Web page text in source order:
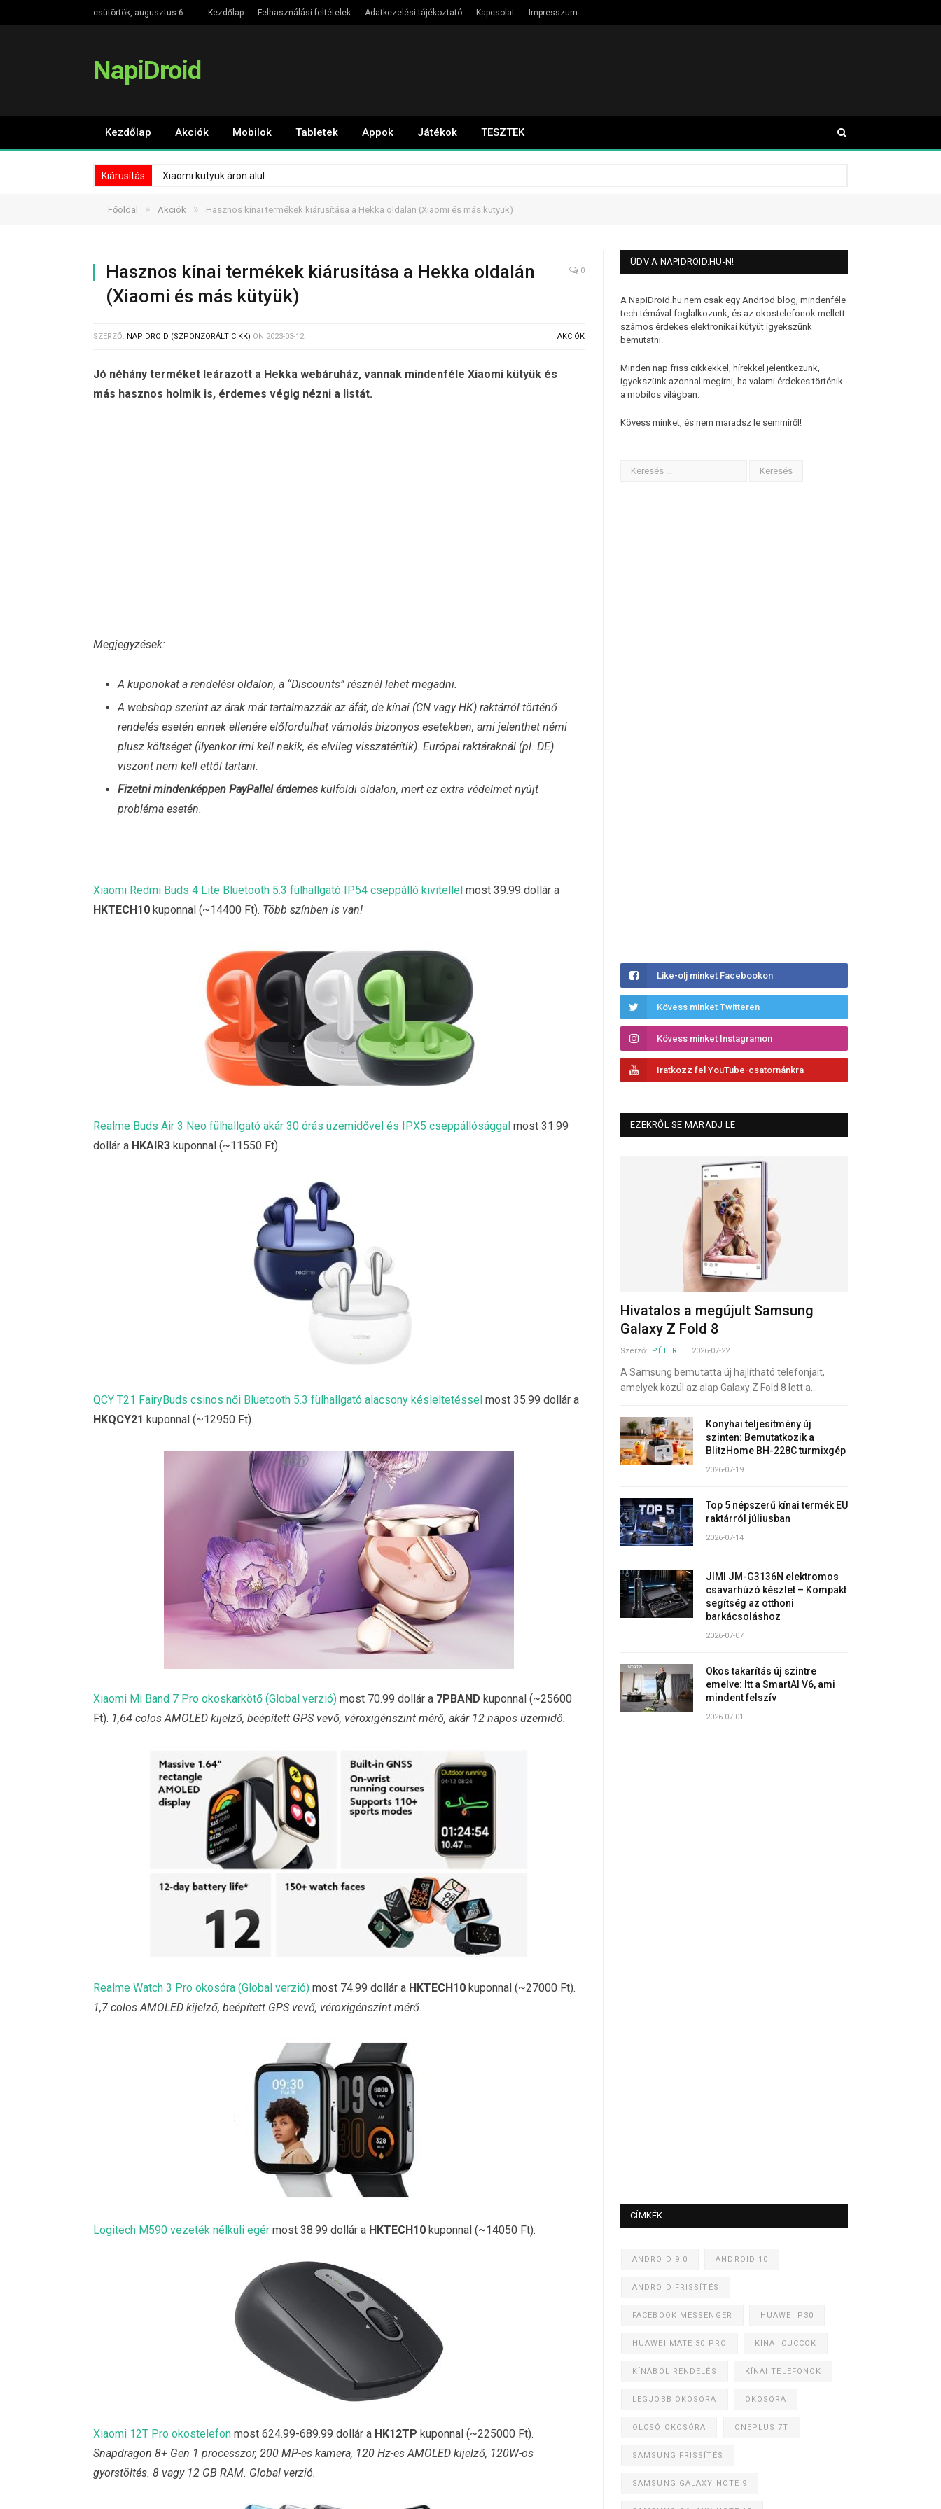
csütörtök, augusztus 6 Kezdőlap Felhasználási feltételek Adatkezelési tájékoztató Kapcsolat Impresszum
NapiDroid
Kezdőlap Akciók Mobilok Tabletek Appok Játékok TESZTEK
Kiárusítás Xiaomi kütyük áron alul
Főoldal » Akciók » Hasznos kínai termékek kiárusítása a Hekka oldalán (Xiaomi és más kütyük)
Hasznos kínai termékek kiárusítása a Hekka oldalán
(Xiaomi és más kütyük)
0
SZERZŐ: NAPIDROID (SZPONZORÁLT CIKK) ON 2023-03-12 AKCIÓK
Jó néhány terméket leárazott a Hekka webáruház, vannak mindenféle Xiaomi kütyük és
más hasznos holmik is, érdemes végig nézni a listát.
Megjegyzések:
A kuponokat a rendelési oldalon, a “Discounts” résznél lehet megadni.
A webshop szerint az árak már tartalmazzák az áfát, de kínai (CN vagy HK) raktárról történő
rendelés esetén ennek ellenére előfordulhat vámolás bizonyos esetekben, ami jelenthet némi
plusz költséget (ilyenkor írni kell nekik, és elvileg visszatérítik). Európai raktáraknál (pl. DE)
viszont nem kell ettől tartani.
Fizetni mindenképpen PayPallel érdemes külföldi oldalon, mert ez extra védelmet nyújt
probléma esetén.
Xiaomi Redmi Buds 4 Lite Bluetooth 5.3 fülhallgató IP54 cseppálló kivitellel most 39.99 dollár a
HKTECH10 kuponnal (~14400 Ft). Több színben is van!
Realme Buds Air 3 Neo fülhallgató akár 30 órás üzemidővel és IPX5 cseppállósággal most 31.99
dollár a HKAIR3 kuponnal (~11550 Ft).
QCY T21 FairyBuds csinos női Bluetooth 5.3 fülhallgató alacsony késleltetéssel most 35.99 dollár a
HKQCY21 kuponnal (~12950 Ft).
Xiaomi Mi Band 7 Pro okoskarkötő (Global verzió) most 70.99 dollár a 7PBAND kuponnal (~25600
Ft). 1,64 colos AMOLED kijelző, beépített GPS vevő, véroxigénszint mérő, akár 12 napos üzemidő.
Realme Watch 3 Pro okosóra (Global verzió) most 74.99 dollár a HKTECH10 kuponnal (~27000 Ft).
1,7 colos AMOLED kijelző, beépített GPS vevő, véroxigénszint mérő.
Logitech M590 vezeték nélküli egér most 38.99 dollár a HKTECH10 kuponnal (~14050 Ft).
Xiaomi 12T Pro okostelefon most 624.99-689.99 dollár a HK12TP kuponnal (~225000 Ft).
Snapdragon 8+ Gen 1 processzor, 200 MP-es kamera, 120 Hz-es AMOLED kijelző, 120W-os
gyorstöltés. 8 vagy 12 GB RAM. Global verzió.
ÜDV A NAPIDROID.HU-N!
A NapiDroid.hu nem csak egy Andriod blog, mindenféle
tech témával foglalkozunk, és az okostelefonok mellett
számos érdekes elektronikai kütyüt igyekszünk
bemutatni.
Minden nap friss cikkekkel, hírekkel jelentkezünk,
igyekszünk azonnal megírni, ha valami érdekes történik
a mobilos világban.
Kövess minket, és nem maradsz le semmiről!
Like-olj minket Facebookon
Kövess minket Twitteren
Kövess minket Instagramon
Iratkozz fel YouTube-csatornánkra
EZEKRŐL SE MARADJ LE
Hivatalos a megújult Samsung
Galaxy Z Fold 8
Szerző: PÉTER 2026-07-22
A Samsung bemutatta új hajlítható telefonjait,
amelyek közül az alap Galaxy Z Fold 8 lett a…
Konyhai teljesítmény új
szinten: Bemutatkozik a
BlitzHome BH-228C turmixgép
2026-07-19
Top 5 népszerű kínai termék EU
raktárról júliusban
2026-07-14
JIMI JM-G3136N elektromos
csavarhúzó készlet – Kompakt
segítség az otthoni
barkácsoláshoz
2026-07-07
Okos takarítás új szintre
emelve: Itt a SmartAI V6, ami
mindent felszív
2026-07-01
CÍMKÉK
ANDROID 9.0 ANDROID 10
ANDROID FRISSÍTÉS
FACEBOOK MESSENGER HUAWEI P30
HUAWEI MATE 30 PRO KÍNAI CUCCOK
KÍNÁBÓL RENDELÉS KÍNAI TELEFONOK
LEGJOBB OKOSÓRA OKOSÓRA
OLCSÓ OKOSÓRA ONEPLUS 7T
SAMSUNG FRISSÍTÉS
SAMSUNG GALAXY NOTE 9